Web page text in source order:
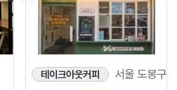
테이크아웃커피 서울 도봉구